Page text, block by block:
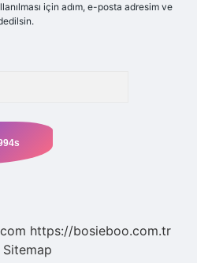
için adım, e-posta adresim ve
https://bosieboo.com.tr
Sitemap